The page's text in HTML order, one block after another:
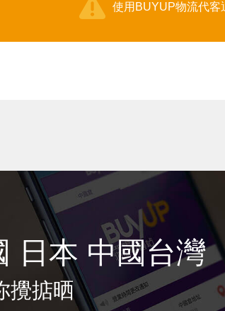
使用BUYUP物流代客
日本 中國台灣
攪掂晒